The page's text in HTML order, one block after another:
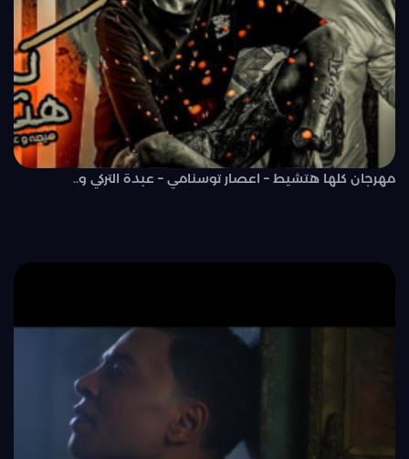
مهرجان كلها هتشيط – اعصار توسنامي – عبدة التركي و..